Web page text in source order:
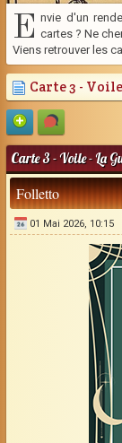
E nvie d'un
cartes ? Ne
Viens retrouver les
Carte 3 -
Carte 3 - Voile - La
Folletto
01 Mai 2026, 10:15